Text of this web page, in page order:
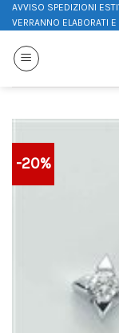
AVVISO SPEDIZIONI
VERRANNO ELABORATI
-20%